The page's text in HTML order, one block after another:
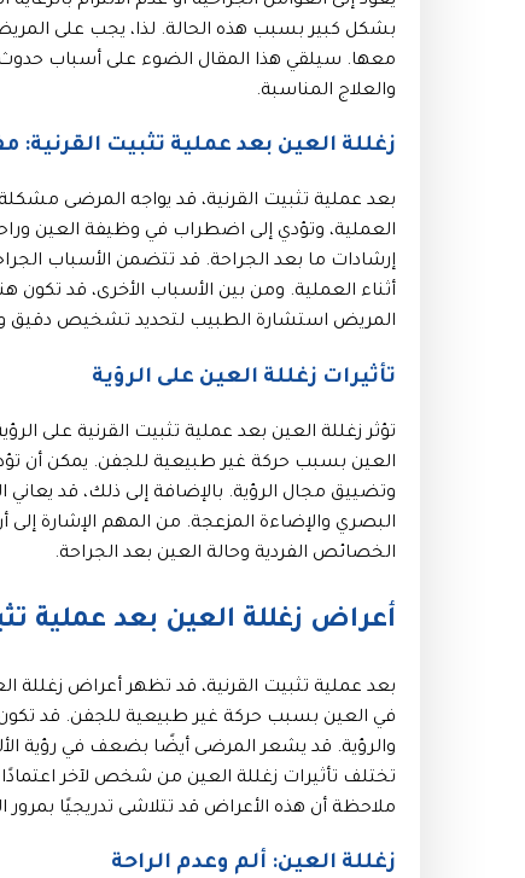
بشكل كبير بسبب هذه الحالة. لذا، يجب على
معها. سيلقي هذا المقال الضوء على أسباب حدوث
والعلاج المناسبة.
زغللة العين بعد عملية تثبيت
بعد عملية تثبيت القرنية، قد يواجه المرضى
العملية، وتؤدي إلى اضطراب في وظيفة العين
إرشادات ما بعد الجراحة. قد تتضمن الأسباب
أثناء العملية. ومن بين الأسباب الأخرى، قد
المريض استشارة الطبيب لتحديد تشخيص دقيق
تأثيرات زغللة العين على الرؤية
تؤثر زغللة العين بعد عملية تثبيت القرنية على
العين بسبب حركة غير طبيعية للجفن. يمكن أن
وتضييق مجال الرؤية. بالإضافة إلى ذلك، قد
البصري والإضاءة المزعجة. من المهم الإشارة
الخصائص الفردية وحالة العين بعد الجراحة.
أعراض زغللة العين بعد عملية
بعد عملية تثبيت القرنية، قد تظهر أعراض زغللة
في العين بسبب حركة غير طبيعية للجفن. قد تكون
والرؤية. قد يشعر المرضى أيضًا بضعف في رؤية
تختلف تأثيرات زغللة العين من شخص لآخر
ملاحظة أن هذه الأعراض قد تتلاشى تدريجيًا بمرور
زغللة العين: ألم وعدم الراحة